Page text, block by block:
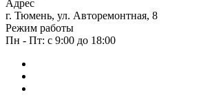
Адрес
г. Тюмень, ул. Авторемонтная, 8
Режим работы
Пн - Пт: с 9:00 до 18:00